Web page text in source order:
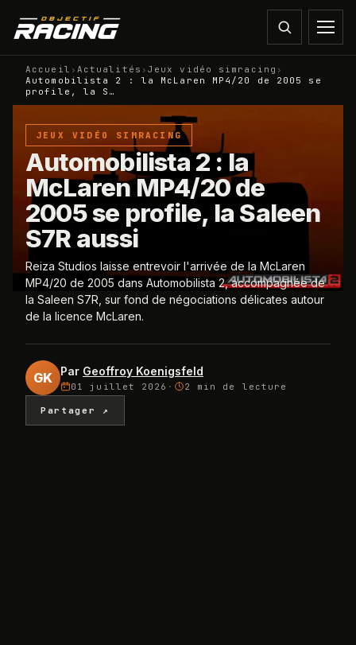
Accueil › Actualités › Jeux vidéo simracing ›
Automobilista 2 : la McLaren MP4/20 de 2005 se
profile, la S…
JEUX VIDÉO SIMRACING
Automobilista 2 : la
McLaren MP4/20 de
2005 se profile, la Saleen
S7R aussi
Reiza Studios laisse entrevoir l'arrivée de la McLaren
MP4/20 de 2005 dans Automobilista 2, accompagnée de
la Saleen S7R, sur fond de négociations délicates autour
de la licence McLaren.
GK Par Geoffroy Koenigsfeld
01 juillet 2026 · 2 min de lecture
Partager ↗